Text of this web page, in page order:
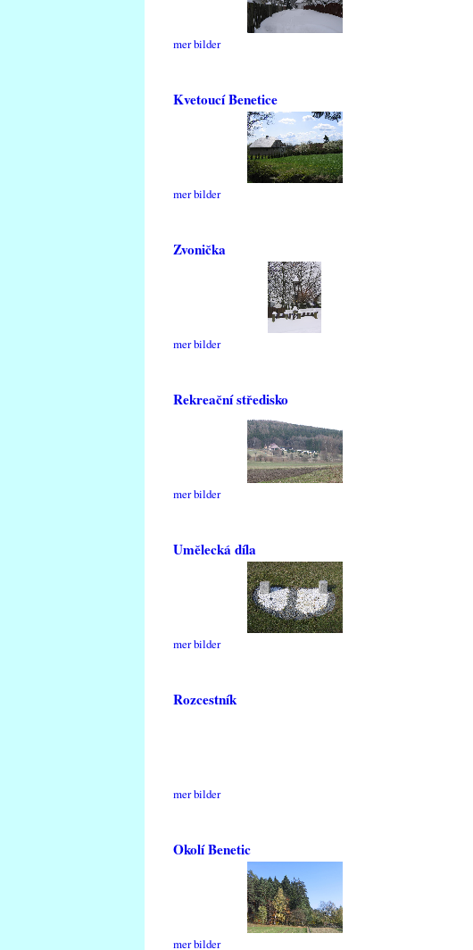
mer bilder
Kvetoucí Benetice
mer bilder
Zvonička
mer bilder
Rekreační středisko
mer bilder
Umělecká díla
mer bilder
Rozcestník
mer bilder
Okolí Benetic
mer bilder